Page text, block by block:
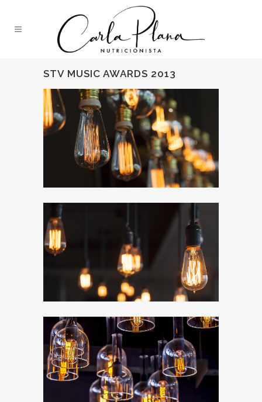
STV MUSIC AWARDS 2013